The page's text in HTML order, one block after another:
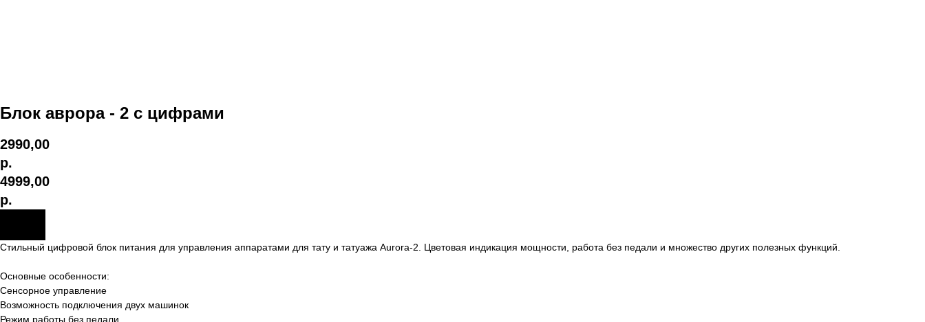
Блок аврора - 2 с цифрами
2990,00
р.
4999,00
р.
Стильный цифровой блок питания для управления аппаратами для тату и татуажа Aurora-2. Цветовая индикация мощности, работа без педали и множество других полезных функций.
Основные особенности:
Сенсорное управление
Возможность подключения двух машинок
Режим работы без педали